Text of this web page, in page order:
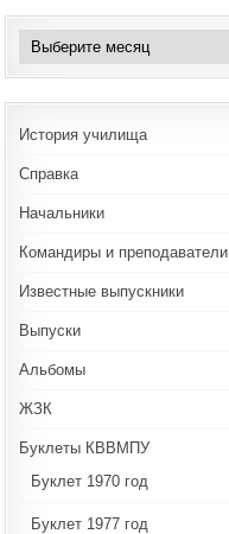
Архивы
История училища
Справка
Начальники
Командиры и преподаватели
Известные выпускники
Выпуски
Альбомы
ЖЗК
Буклеты КВВМПУ
Буклет 1970 год
Буклет 1977 год